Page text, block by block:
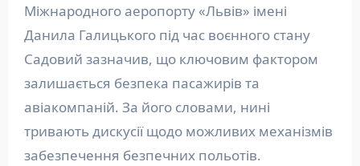
Міжнародного аеропорту «Львів» імені
Данила Галицького під час воєнного стану
Садовий зазначив, що ключовим фактором
залишається безпека пасажирів та
авіакомпаній. За його словами, нині
тривають дискусії щодо можливих механізмів
забезпечення безпечних польотів.